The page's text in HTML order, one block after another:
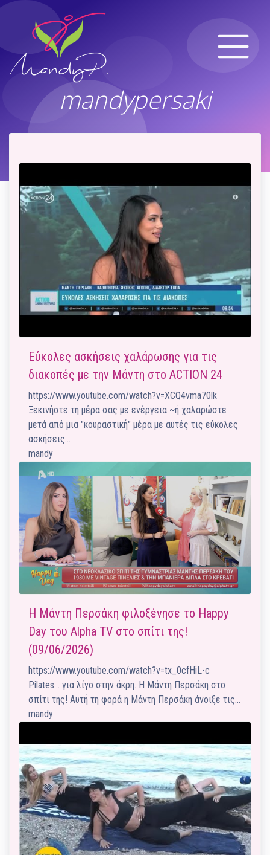
mandypersaki
Εύκολες ασκήσεις χαλάρωσης για τις
διακοπές με την Μάντη στο ACTION 24
https://www.youtube.com/watch?v=XCQ4vma70lk
Ξεκινήστε τη μέρα σας με ενέργεια ~ή χαλαρώστε
μετά από μια "κουραστική" μέρα με αυτές τις εύκολες
ασκήσεις…
mandy
Η Μάντη Περσάκη φιλοξένησε το Happy
Day του Alpha TV στο σπίτι της!
(09/06/2026)
https://www.youtube.com/watch?v=tx_0cfHiL-c
Pilates… για λίγο στην άκρη. Η Μάντη Περσάκη στο
σπίτι της! Αυτή τη φορά η Μάντη Περσάκη άνοιξε τις…
mandy